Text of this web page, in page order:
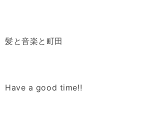
髪と音楽と町田
Have a good time!!